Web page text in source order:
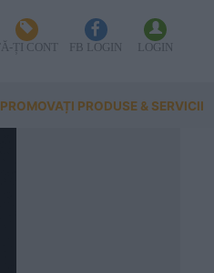
FĂ-ȚI CONT FB LOGIN LOGIN
PROMOVAȚI PRODUSE & SERVICII